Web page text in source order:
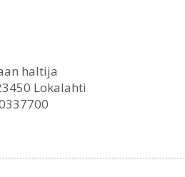
haltija
Lokalahti